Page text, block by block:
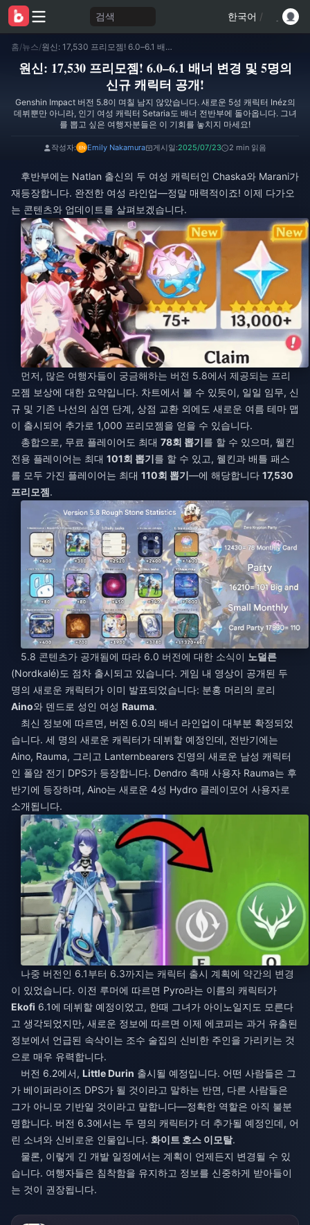
검색 한국어 /
홈/뉴스/ 원신: 17,530 프리모젬! 6.0–6.1 배너 변경 및 5명의 신규 캐릭터 공개!
원신: 17,530 프리모젬! 6.0–6.1 배너 변경 및 5명의
신규 캐릭터 공개!
Genshin Impact 버전 5.8이 며칠 남지 않았습니다. 새로운 5성 캐릭터 Inéz의
데뷔뿐만 아니라, 인기 여성 캐릭터 Setaria도 배너 전반부에 돌아옵니다. 그녀
를 뽑고 싶은 여행자분들은 이 기회를 놓치지 마세요!
작성자: Emily Nakamura 게시일:2025/07/23 2 min 읽음
후반부에는 Natlan 출신의 두 여성 캐릭터인 Chaska와 Marani가
재등장합니다. 완전한 여성 라인업—정말 매력적이죠! 이제 다가오
는 콘텐츠와 업데이트를 살펴보겠습니다.
먼저, 많은 여행자들이 궁금해하는 버전 5.8에서 제공되는 프리
모젬 보상에 대한 요약입니다. 차트에서 볼 수 있듯이, 일일 임무, 신
규 및 기존 나선의 심연 단계, 상점 교환 외에도 새로운 여름 테마 맵
이 출시되어 추가로 1,000 프리모젬을 얻을 수 있습니다.
총합으로, 무료 플레이어도 최대 78회 뽑기를 할 수 있으며, 웰킨
전용 플레이어는 최대 101회 뽑기를 할 수 있고, 웰킨과 배틀 패스
를 모두 가진 플레이어는 최대 110회 뽑기—에 해당합니다 17,530
프리모젬.
5.8 콘텐츠가 공개됨에 따라 6.0 버전에 대한 소식이 노덜른
(Nordkalé)도 점차 출시되고 있습니다. 게임 내 영상이 공개된 두
명의 새로운 캐릭터가 이미 발표되었습니다: 분홍 머리의 로리
Aino와 덴드로 성인 여성 Rauma.
최신 정보에 따르면, 버전 6.0의 배너 라인업이 대부분 확정되었
습니다. 세 명의 새로운 캐릭터가 데뷔할 예정인데, 전반기에는
Aino, Rauma, 그리고 Lanternbearers 진영의 새로운 남성 캐릭터
인 폴암 전기 DPS가 등장합니다. Dendro 촉매 사용자 Rauma는 후
반기에 등장하며, Aino는 새로운 4성 Hydro 클레이모어 사용자로
소개됩니다.
나중 버전인 6.1부터 6.3까지는 캐릭터 출시 계획에 약간의 변경
이 있었습니다. 이전 루머에 따르면 Pyro라는 이름의 캐릭터가
Ekofi 6.1에 데뷔할 예정이었고, 한때 그녀가 아이노일지도 모른다
고 생각되었지만, 새로운 정보에 따르면 이제 에코피는 과거 유출된
정보에서 언급된 속삭이는 조수 술집의 신비한 주인을 가리키는 것
으로 매우 유력합니다.
버전 6.2에서, Little Durin 출시될 예정입니다. 어떤 사람들은 그
가 베이퍼라이즈 DPS가 될 것이라고 말하는 반면, 다른 사람들은
그가 아니모 기반일 것이라고 말합니다—정확한 역할은 아직 불분
명합니다. 버전 6.3에서는 두 명의 캐릭터가 더 추가될 예정인데, 어
린 소녀와 신비로운 인물입니다. 화이트 호스 이모탈.
물론, 이렇게 긴 개발 일정에서는 계획이 언제든지 변경될 수 있
습니다. 여행자들은 침착함을 유지하고 정보를 신중하게 받아들이
는 것이 권장됩니다.